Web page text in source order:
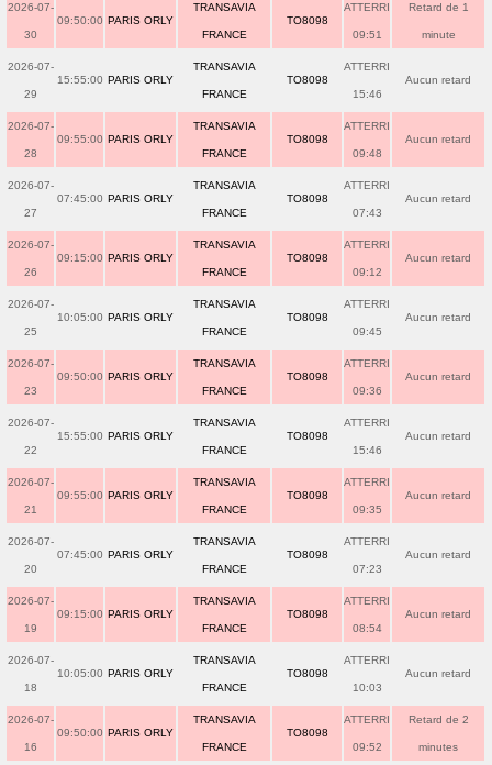
2026-07-
30
09:50:00 PARIS ORLY
TRANSAVIA
FRANCE
TO8098
ATTERRI
09:51
Retard de 1
minute
2026-07-
29
15:55:00 PARIS ORLY
TRANSAVIA
FRANCE
TO8098
ATTERRI
15:46
Aucun retard
2026-07-
28
09:55:00 PARIS ORLY
TRANSAVIA
FRANCE
TO8098
ATTERRI
09:48
Aucun retard
2026-07-
27
07:45:00 PARIS ORLY
TRANSAVIA
FRANCE
TO8098
ATTERRI
07:43
Aucun retard
2026-07-
26
09:15:00 PARIS ORLY
TRANSAVIA
FRANCE
TO8098
ATTERRI
09:12
Aucun retard
2026-07-
25
10:05:00 PARIS ORLY
TRANSAVIA
FRANCE
TO8098
ATTERRI
09:45
Aucun retard
2026-07-
23
09:50:00 PARIS ORLY
TRANSAVIA
FRANCE
TO8098
ATTERRI
09:36
Aucun retard
2026-07-
22
15:55:00 PARIS ORLY
TRANSAVIA
FRANCE
TO8098
ATTERRI
15:46
Aucun retard
2026-07-
21
09:55:00 PARIS ORLY
TRANSAVIA
FRANCE
TO8098
ATTERRI
09:35
Aucun retard
2026-07-
20
07:45:00 PARIS ORLY
TRANSAVIA
FRANCE
TO8098
ATTERRI
07:23
Aucun retard
2026-07-
19
09:15:00 PARIS ORLY
TRANSAVIA
FRANCE
TO8098
ATTERRI
08:54
Aucun retard
2026-07-
18
10:05:00 PARIS ORLY
TRANSAVIA
FRANCE
TO8098
ATTERRI
10:03
Aucun retard
2026-07-
16
09:50:00 PARIS ORLY
TRANSAVIA
FRANCE
TO8098
ATTERRI
09:52
Retard de 2
minutes